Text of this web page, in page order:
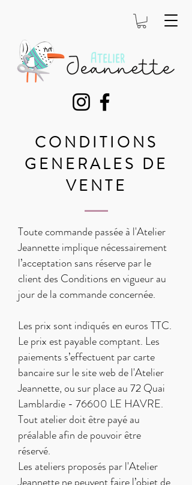
CONDITIONS
GENERALES DE
VENTE
Toute commande passée à l'Atelier
Jeannette implique nécessairement
l’acceptation sans réserve par le
client des Conditions en vigueur au
jour de la commande concernée.
Les prix sont indiqués en euros TTC.
Le prix est payable comptant. Les
paiements s’effectuent par carte
bancaire sur le site web de l'Atelier
Jeannette, ou sur place au 72 Quai
Lamblardie - 76600 LE HAVRE.
Tout atelier doit être payé au
préalable afin de pouvoir être
réservé.
Les ateliers proposés par l'Atelier
Jeannette ne peuvent faire l’objet de